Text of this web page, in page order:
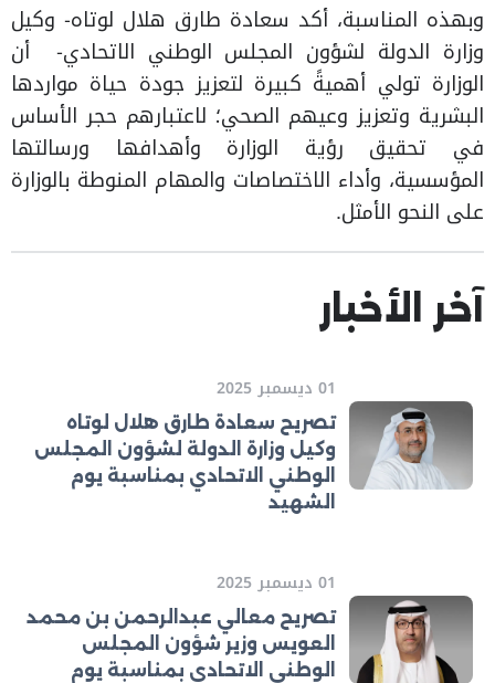
وبهذه المناسبة، أكد سعادة طارق هلال لوتاه- وكيل
وزارة الدولة لشؤون المجلس الوطني الاتحادي- أن
الوزارة تولي أهميةً كبيرة لتعزيز جودة حياة مواردها
البشرية وتعزيز وعيهم الصحي؛ لاعتبارهم حجر الأساس
في تحقيق رؤية الوزارة وأهدافها ورسالتها
المؤسسية، وأداء الاختصاصات والمهام المنوطة بالوزارة
على النحو الأمثل.
آخر الأخبار
01 ديسمبر 2025
تصريح سعادة طارق هلال لوتاه
وكيل وزارة الدولة لشؤون المجلس
الوطني الاتحادي بمناسبة يوم
الشهيد
01 ديسمبر 2025
تصريح معالي عبدالرحمن بن محمد
العويس وزير شؤون المجلس
الوطني الاتحادي بمناسبة يوم